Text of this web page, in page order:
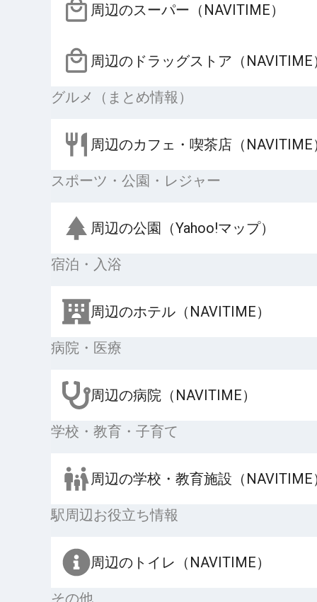
周辺のスーパー（NAVITIME）
周辺のドラッグストア（NAVITIME
グルメ（まとめ情報）
周辺のカフェ・喫茶店（NAVITIME
スポーツ・公園・レジャー
周辺の公園（Yahoo!マップ）
宿泊・入浴
周辺のホテル（NAVITIME）
病院・医療
周辺の病院（NAVITIME）
学校・教育・子育て
周辺の学校・教育施設（NAVITIME
駅周辺お役立ち情報
周辺のトイレ（NAVITIME）
その他